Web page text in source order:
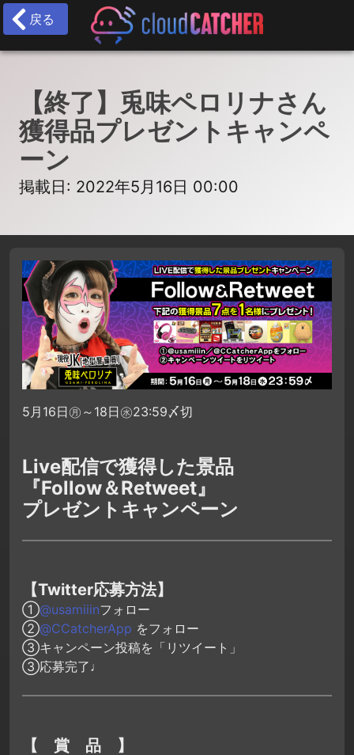
戻る
【終了】兎味ペロリナさん
獲得品プレゼントキャンペ
ーン
掲載日: 2022年5月16日 00:00
5月16日㊊～18日㊌23:59〆切
Live配信で獲得した景品
『Follow＆Retweet』
プレゼントキャンペーン
【Twitter応募方法】
①@usamiiinフォロー
②@CCatcherApp をフォロー
③キャンペーン投稿を「リツイート」
③応募完了♩
【 賞 品 】